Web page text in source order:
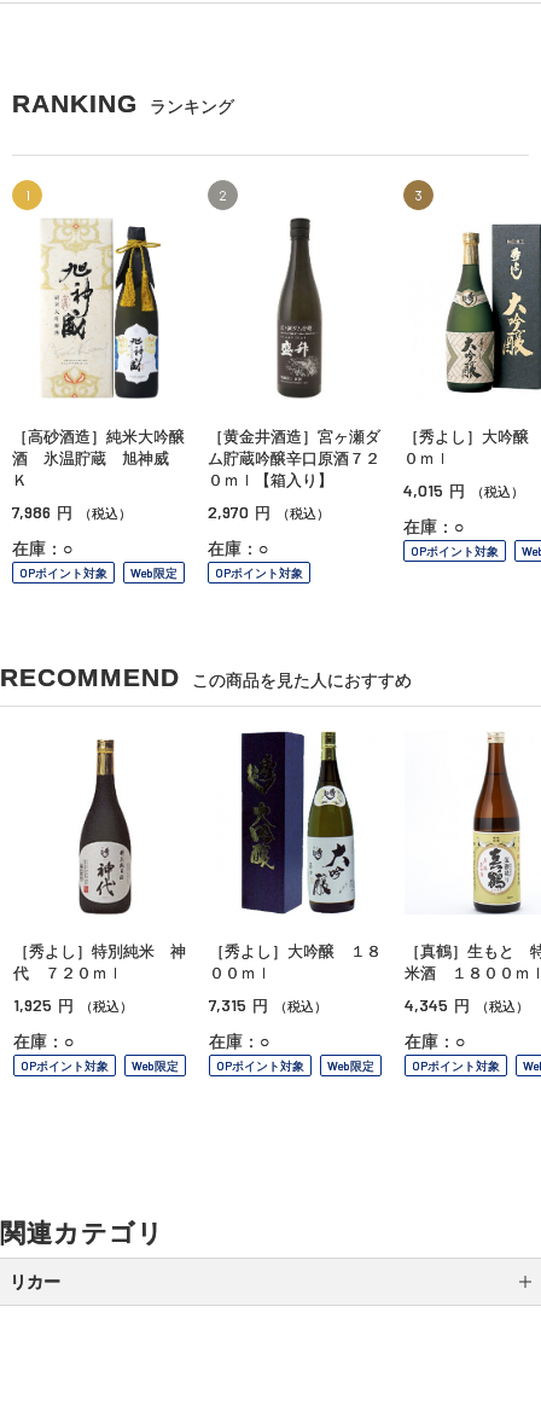
RANKING ランキング
1
［高砂酒造］純米大吟醸
酒 氷温貯蔵 旭神威
Ｋ
7,986 円 （税込）
在庫：○
OPポイント対象 Web限定
2
［黄金井酒造］宮ヶ瀬ダ
ム貯蔵吟醸辛口原酒７２
０ｍｌ【箱入り】
2,970 円 （税込）
在庫：○
OPポイント対象
3
［秀よし］大吟
０ｍｌ
4,015 円 （税込）
在庫：○
OPポイント対象
RECOMMEND この商品を見た人におすすめ
［秀よし］特別純米 神
代 ７２０ｍｌ
1,925 円 （税込）
在庫：○
OPポイント対象 Web限定
［秀よし］大吟醸 １８
００ｍｌ
7,315 円 （税込）
在庫：○
OPポイント対象 Web限定
［真鶴］生もと
米酒 １８００ｍ
4,345 円 （税込）
在庫：○
OPポイント対象
関連カテゴリ
リカー